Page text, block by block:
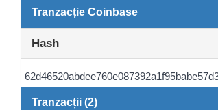
Tranzacție Coinbase
Hash
Tranzacții (2)